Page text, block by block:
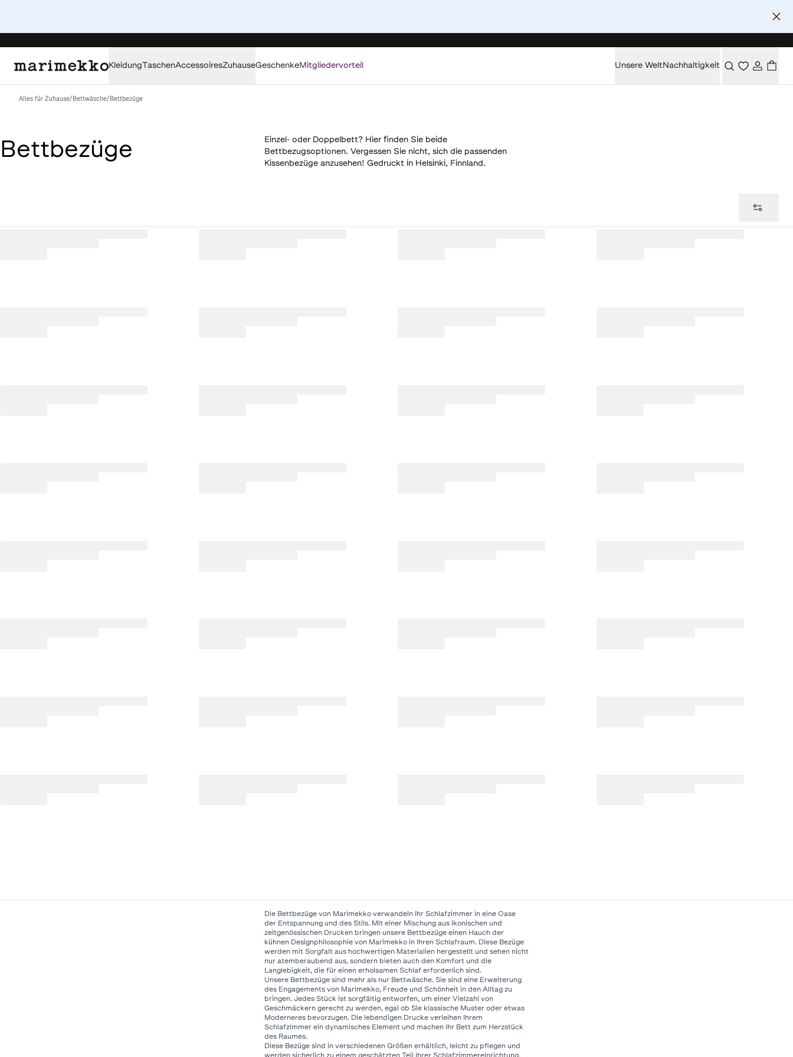
KleidungTaschenAccessoiresZuhauseGeschenkeMitgliedervorteil Unsere WeltNachhaltigkeit
Alles für Zuhause/ Bettwäsche/ Bettbezüge
Bettbezüge
Einzel- oder Doppelbett? Hier finden Sie beide
Bettbezugsoptionen. Vergessen Sie nicht, sich die passenden
Kissenbezüge anzusehen! Gedruckt in Helsinki, Finnland.
Die Bettbezüge von Marimekko verwandeln Ihr Schlafzimmer in eine Oase
der Entspannung und des Stils. Mit einer Mischung aus ikonischen und
zeitgenössischen Drucken bringen unsere Bettbezüge einen Hauch der
kühnen Designphilosophie von Marimekko in Ihren Schlafraum. Diese Bezüge
werden mit Sorgfalt aus hochwertigen Materialien hergestellt und sehen nicht
nur atemberaubend aus, sondern bieten auch den Komfort und die
Langlebigkeit, die für einen erholsamen Schlaf erforderlich sind.
Unsere Bettbezüge sind mehr als nur Bettwäsche. Sie sind eine Erweiterung
des Engagements von Marimekko, Freude und Schönheit in den Alltag zu
bringen. Jedes Stück ist sorgfältig entworfen, um einer Vielzahl von
Geschmäckern gerecht zu werden, egal ob Sie klassische Muster oder etwas
Moderneres bevorzugen. Die lebendigen Drucke verleihen Ihrem
Schlafzimmer ein dynamisches Element und machen Ihr Bett zum Herzstück
des Raumes.
Diese Bezüge sind in verschiedenen Größen erhältlich, leicht zu pflegen und